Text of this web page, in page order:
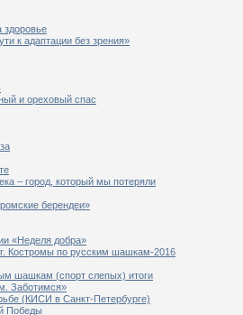
к адаптации без зрения»
и ореховый спас
– город, который мы потеряли
берендеи»
«Неделя добра»
Костромы по русским шашкам-2016
шашкам (спорт слепых) итоги
Заботимся»
(КИСИ в Санкт-Петербурге)
Победы